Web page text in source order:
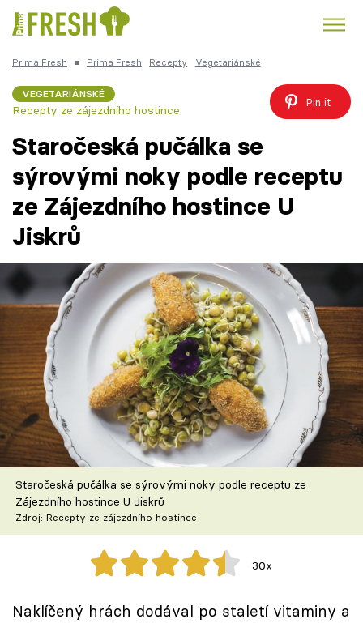
Česká kuchyně Čokoláda
Témata
Články
TV Program
Škola vaření
Recepty z TV
Speciál: Cuketa
Těhotnej kuchař
Sledujte prima+
Prima Fresh ■ Prima Fresh Recepty Vegetariánské
VEGETARIÁNSKÉ
Recepty ze zájezdního hostince
Pin it
Staročeská pučálka se
sýrovými noky podle receptu
ze Zájezdního hostince U
Jiskrů
Staročeská pučálka se sýrovými noky podle receptu ze
Zájezdního hostince U Jiskrů
Zdroj: Recepty ze zájezdního hostince
30x
Naklíčený hrách dodával po staletí vitaminy a